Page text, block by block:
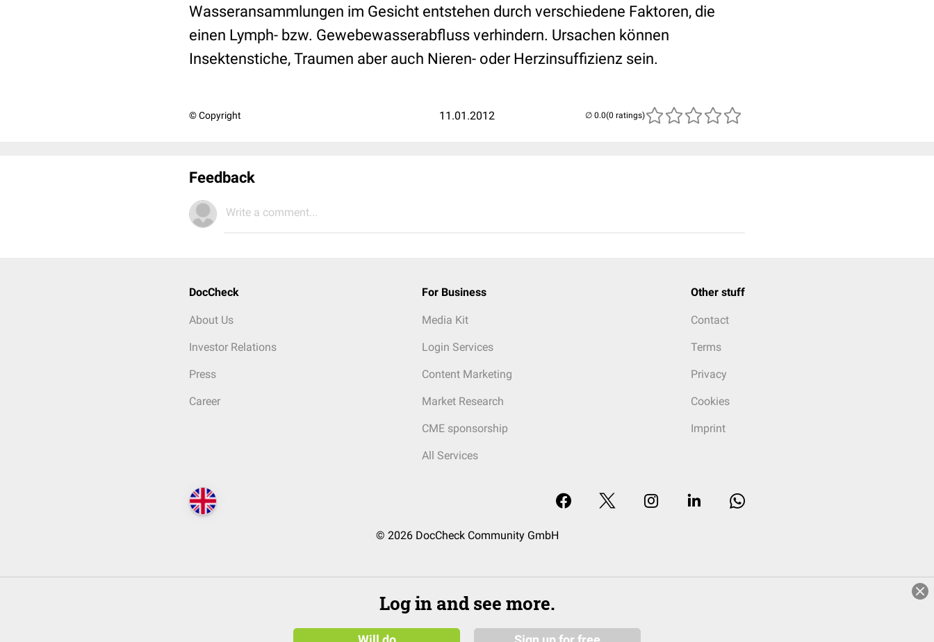
Wasseransammlungen im Gesicht entstehen durch verschiedene Faktoren, die
einen Lymph- bzw. Gewebewasserabfluss verhindern. Ursachen können
Insektenstiche, Traumen aber auch Nieren- oder Herzinsuffizienz sein.
© Copyright 11.01.2012 (0 ratings)
Feedback
Write a comment...
DocCheck
About Us
Investor Relations
Press
Career
For Business
Media Kit
Login Services
Content Marketing
Market Research
CME sponsorship
All Services
Other stuff
Contact
Terms
Privacy
Cookies
Imprint
© 2026 DocCheck Community GmbH
Log in and see more.